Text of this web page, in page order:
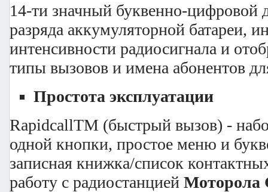
14-ти значный буквенно-цифровой
разряда аккумуляторной батареи,
интенсивности радиосигнала и
типы вызовов и имена абонентов
Простота эксплуатации
RapidcallTM (быстрый вызов) -
одной кнопки, простое меню и
записная книжка/список
работу с радиостанцией Моторола